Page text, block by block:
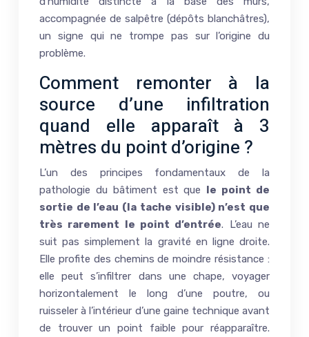
accompagnée de salpêtre (dépôts blanchâtres),
un signe qui ne trompe pas sur l’origine du
problème.
Comment remonter à la
source d’une infiltration
quand elle apparaît à 3
mètres du point d’origine ?
L’un des principes fondamentaux de la
pathologie du bâtiment est que le point de
sortie de l’eau (la tache visible) n’est que
très rarement le point d’entrée. L’eau ne
suit pas simplement la gravité en ligne droite.
Elle profite des chemins de moindre résistance :
elle peut s’infiltrer dans une chape, voyager
horizontalement le long d’une poutre, ou
ruisseler à l’intérieur d’une gaine technique avant
de trouver un point faible pour réapparaître.